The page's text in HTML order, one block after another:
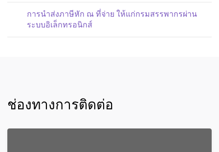
การนำส่งภาษีหัก ณ ที่จ่าย ให้แก่กรมสรรพากรผ่าน
ระบบอิเล็กทรอนิกส์
ช่องทางการติดต่อ